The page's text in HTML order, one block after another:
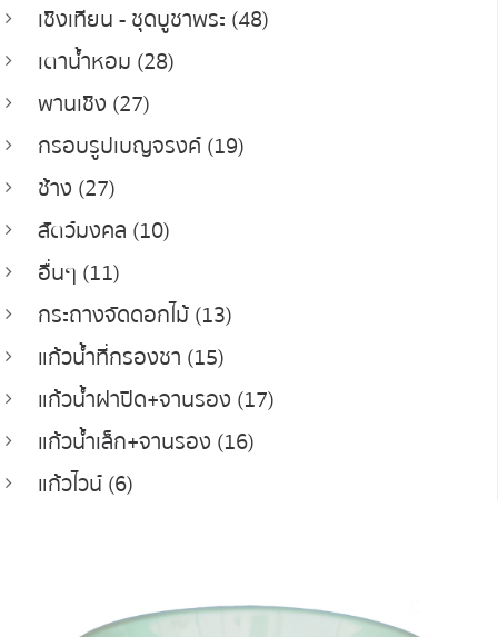
เชิงเทียน - ชุดบูชาพระ (48)
เตาน้ำหอม (28)
พานเชิง (27)
กรอบรูปเบญจรงค์ (19)
ช้าง (27)
สัตว์มงคล (10)
อื่นๆ (11)
กระถางจัดดอกไม้ (13)
แก้วน้ำที่กรองชา (15)
แก้วน้ำฝาปิด+จานรอง (17)
แก้วน้ำเล็ก+จานรอง (16)
แก้วไวน์ (6)